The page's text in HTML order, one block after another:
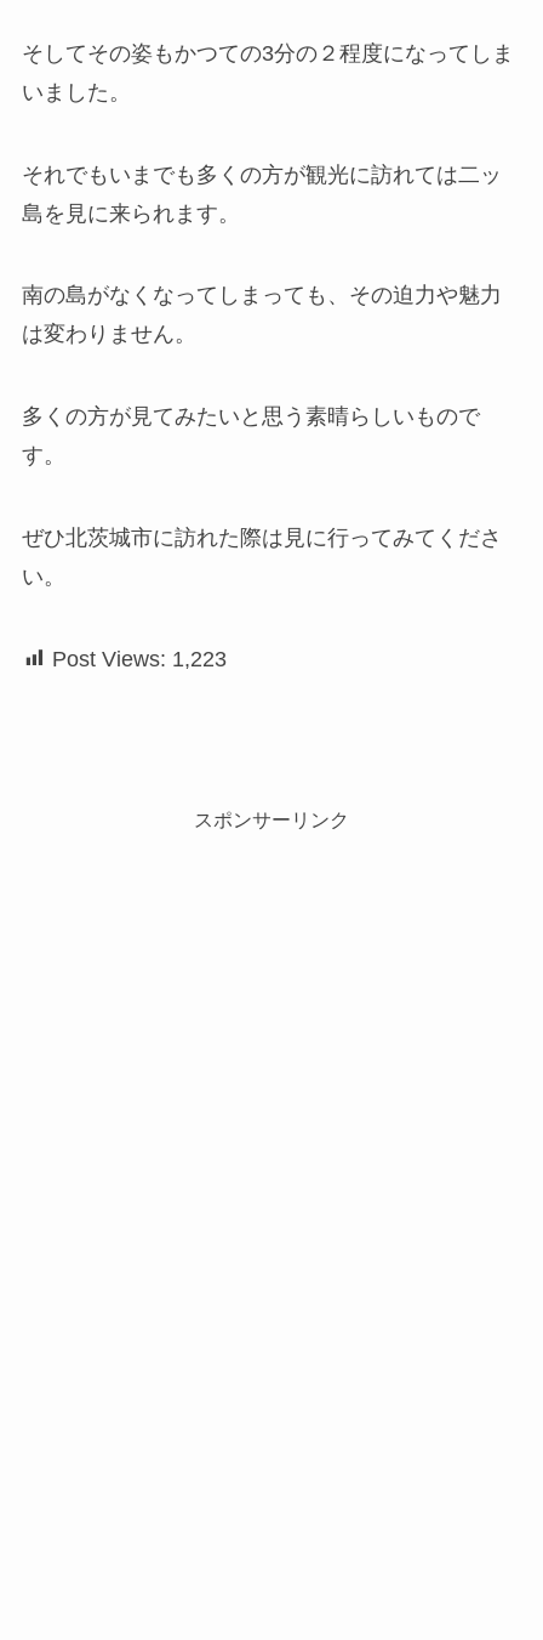
そしてその姿もかつての3分の２程度になってしま
いました。
それでもいまでも多くの方が観光に訪れては二ッ
島を見に来られます。
南の島がなくなってしまっても、その迫力や魅力
は変わりません。
多くの方が見てみたいと思う素晴らしいもので
す。
ぜひ北茨城市に訪れた際は見に行ってみてくださ
い。
Post Views: 1,223
スポンサーリンク